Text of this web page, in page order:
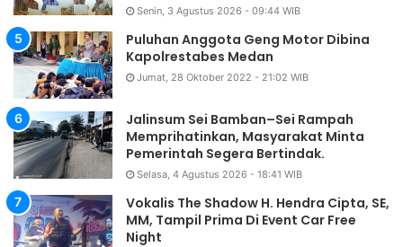
Senin, 3 Agustus 2026 - 09:44 WIB
Puluhan Anggota Geng Motor Dibina
Kapolrestabes Medan
Jumat, 28 Oktober 2022 - 21:02 WIB
Jalinsum Sei Bamban–Sei Rampah
Memprihatinkan, Masyarakat Minta
Pemerintah Segera Bertindak.
Selasa, 4 Agustus 2026 - 18:41 WIB
Vokalis The Shadow H. Hendra Cipta, SE,
MM, Tampil Prima Di Event Car Free
Night